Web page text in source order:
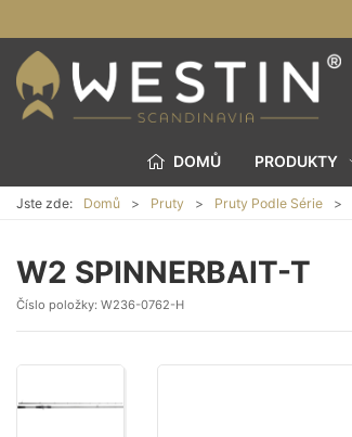
DOMŮ PRODUKTY
Jste zde: Domů Pruty Pruty Podle Série
W2 SPINNERBAIT-T
Číslo položky: W236-0762-H